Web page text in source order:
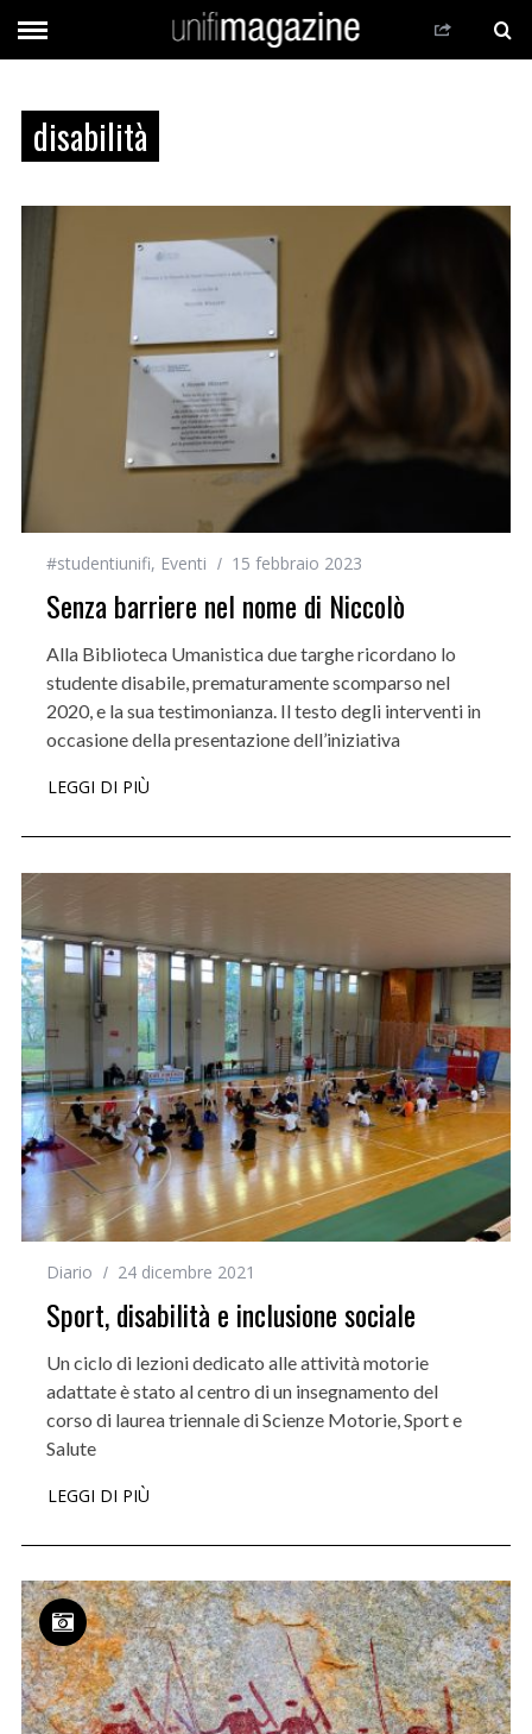
disabilità
#studentiunifi, Eventi 15 febbraio 2023
Senza barriere nel nome di Niccolò
Alla Biblioteca Umanistica due targhe ricordano lo
studente disabile, prematuramente scomparso nel
2020, e la sua testimonianza. Il testo degli interventi in
occasione della presentazione dell’iniziativa
LEGGI DI PIÙ
Diario 24 dicembre 2021
Sport, disabilità e inclusione sociale
Un ciclo di lezioni dedicato alle attività motorie
adattate è stato al centro di un insegnamento del
corso di laurea triennale di Scienze Motorie, Sport e
Salute
LEGGI DI PIÙ